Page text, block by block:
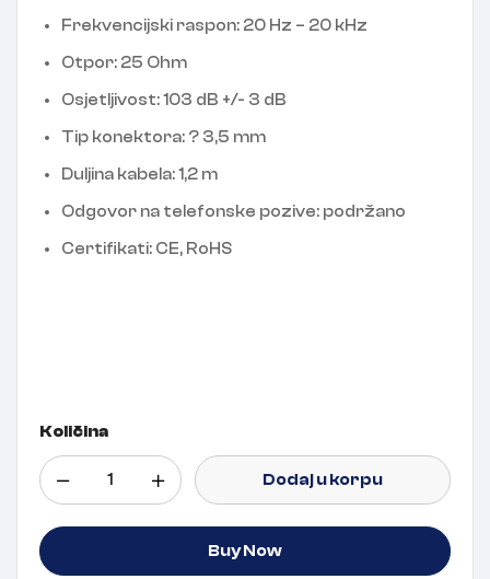
Frekvencijski raspon: 20 Hz – 20 kHz
Otpor: 25 Ohm
Osjetljivost: 103 dB +/- 3 dB
Tip konektora: ? 3,5 mm
Duljina kabela: 1,2 m
Odgovor na telefonske pozive: podržano
Certifikati: CE, RoHS
Količina
Dodaj u korpu
Buy Now